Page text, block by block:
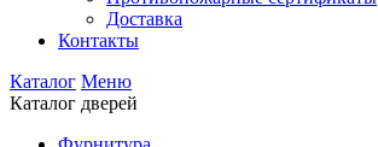
Доставка
Контакты
Каталог Меню
Каталог дверей